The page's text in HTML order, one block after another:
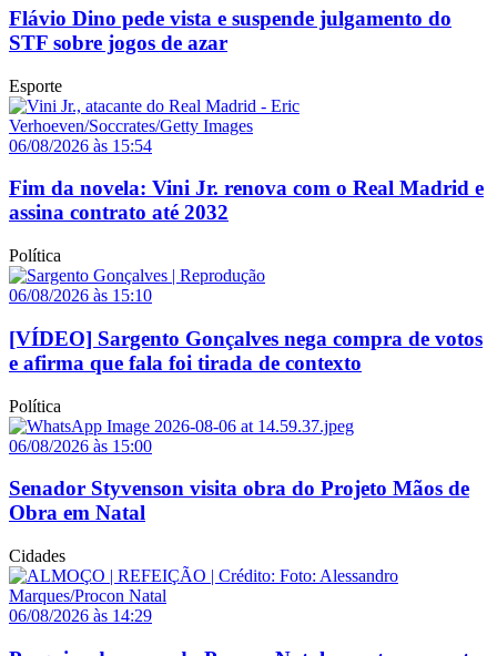
Flávio Dino pede vista e suspende julgamento do
STF sobre jogos de azar
Esporte
06/08/2026 às 15:54
Fim da novela: Vini Jr. renova com o Real Madrid e
assina contrato até 2032
Política
06/08/2026 às 15:10
[VÍDEO] Sargento Gonçalves nega compra de votos
e afirma que fala foi tirada de contexto
Política
06/08/2026 às 15:00
Senador Styvenson visita obra do Projeto Mãos de
Obra em Natal
Cidades
06/08/2026 às 14:29